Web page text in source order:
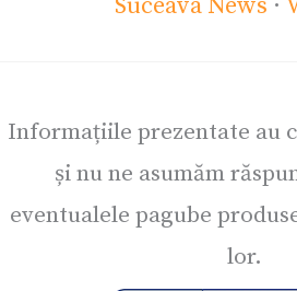
Informațiile prezentate au
și nu ne asumăm
eventualele pagube
lor.